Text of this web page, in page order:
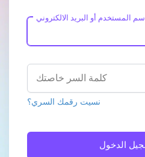
اسم المستخدم أو البريد الالكتروني
كلمة السر خاصتك
نسيت رقمك السري؟